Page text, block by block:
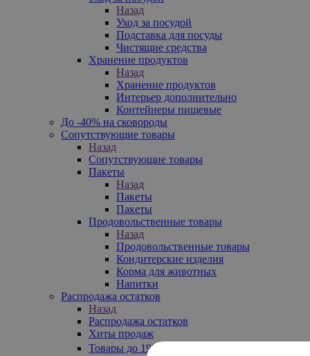
Назад
Уход за посудой
Подставка для посуды
Чистящие средства
Хранение продуктов
Назад
Хранение продуктов
Интерьер дополнительно
Контейнеры пищевые
До -40% на сковороды
Сопутствующие товары
Назад
Сопутствующие товары
Пакеты
Назад
Пакеты
Пакеты
Продовольственные товары
Назад
Продовольственные товары
Кондитерские изделия
Корма для животных
Напитки
Распродажа остатков
Назад
Распродажа остатков
Хиты продаж
Товары до 199₽